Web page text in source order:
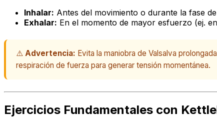
Inhalar: Antes del movimiento o durante la fase
Exhalar: En el momento de mayor esfuerzo (ej.
⚠️ Advertencia: Evita la maniobra de Valsalva
respiración de fuerza para generar tensión momentánea.
Ejercicios Fundamentales con